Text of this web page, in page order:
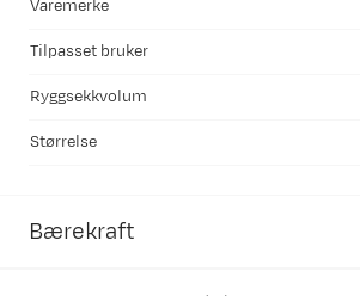
Varemerke
Tilpasset bruker
Ryggsekkvolum
Størrelse
Bærekraft